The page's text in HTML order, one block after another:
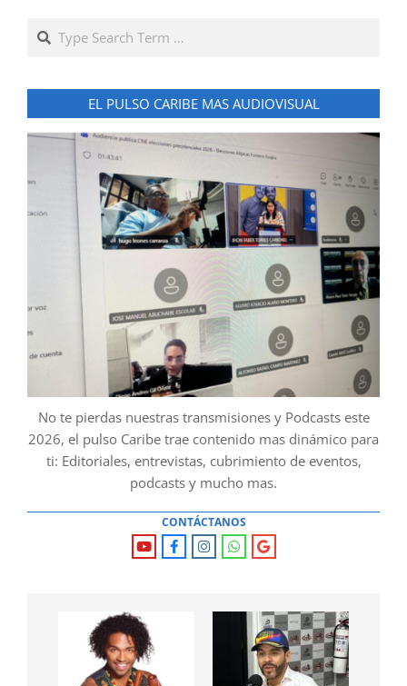
Search
EL PULSO CARIBE MAS AUDIOVISUAL
No te pierdas nuestras transmisiones y Podcasts este
2026, el pulso Caribe trae contenido mas dinámico para
ti: Editoriales, entrevistas, cubrimiento de eventos,
podcasts y mucho mas.
CONTÁCTANOS